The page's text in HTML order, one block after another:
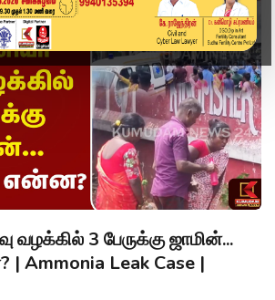
வழக்கில் 3 பேருக்கு ஜாமின்...
| Ammonia Leak Case |